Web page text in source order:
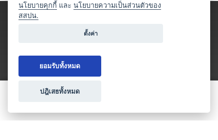
ประเภทธุรกิจไมซ์
นโยบายคุกกี้ และนโยบายความเป็นส่วนตัวของ
สสปน.
ตั้งค่า
ยอมรับทั้งหมด
ปฎิเสธทั้งหมด